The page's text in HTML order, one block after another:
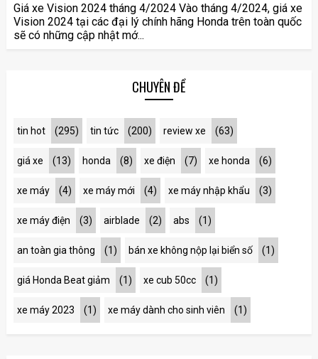
Giá xe Vision 2024 tháng 4/2024 Vào tháng 4/2024, giá xe
Vision 2024 tại các đại lý chính hãng Honda trên toàn quốc
sẽ có những cập nhật mớ...
CHUYÊN ĐỀ
tin hot (295) tin tức (200) review xe (63)
giá xe (13) honda (8) xe điện (7) xe honda (6)
xe máy (4) xe máy mới (4) xe máy nhập khẩu (3)
xe máy điện (3) airblade (2) abs (1)
an toàn gia thông (1) bán xe không nộp lại biển số (1)
giá Honda Beat giảm (1) xe cub 50cc (1)
xe máy 2023 (1) xe máy dành cho sinh viên (1)